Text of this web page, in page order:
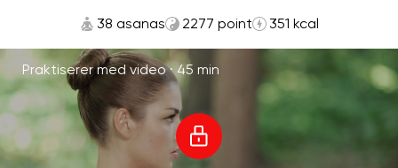
38 asanas 2277 point 351 kcal
Praktiserer med video · 45 min